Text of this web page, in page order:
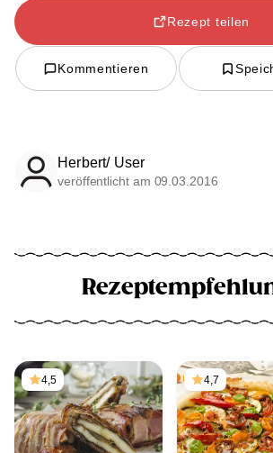
Rezept teilen
Kommentieren
Herbert/ User
veröffentlicht am 09.03.2016
4,5 4,7